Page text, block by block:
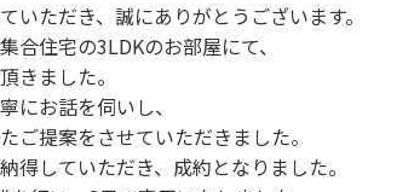
いただき、誠にありがとうございます。
合住宅の3LDKのお部屋にて、
きました。
にお話を伺いし、
ご提案をさせていただきました。
得していただき、成約となりました。